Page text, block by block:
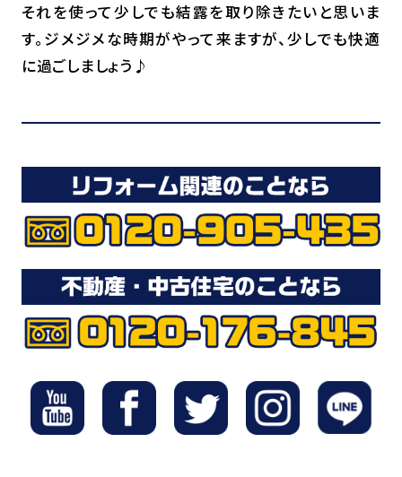
それを使って少しでも結露を取り除きたいと思いま
す。ジメジメな時期がやって来ますが、少しでも快適
に過ごしましょう♪